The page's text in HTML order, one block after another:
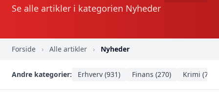
Se alle artikler i kategorien Nyheder
Forside › Alle artikler › Nyheder
Andre kategorier: Erhverv (931) Finans (270) Krimi (735)